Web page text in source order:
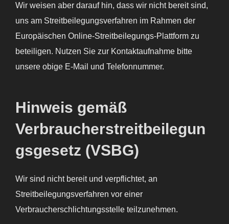
Wir weisen aber darauf hin, dass wir nicht bereit sind,
uns am Streitbeilegungsverfahren im Rahmen der
Europäischen Online-Streitbeilegungs-Plattform zu
beteiligen. Nutzen Sie zur Kontaktaufnahme bitte
unsere obige E-Mail und Telefonnummer.
Hinweis gemäß
Verbraucherstreitbeilegun
gsgesetz (VSBG)
Wir sind nicht bereit und verpflichtet, an
Streitbeilegungsverfahren vor einer
Verbraucherschlichtungsstelle teilzunehmen.